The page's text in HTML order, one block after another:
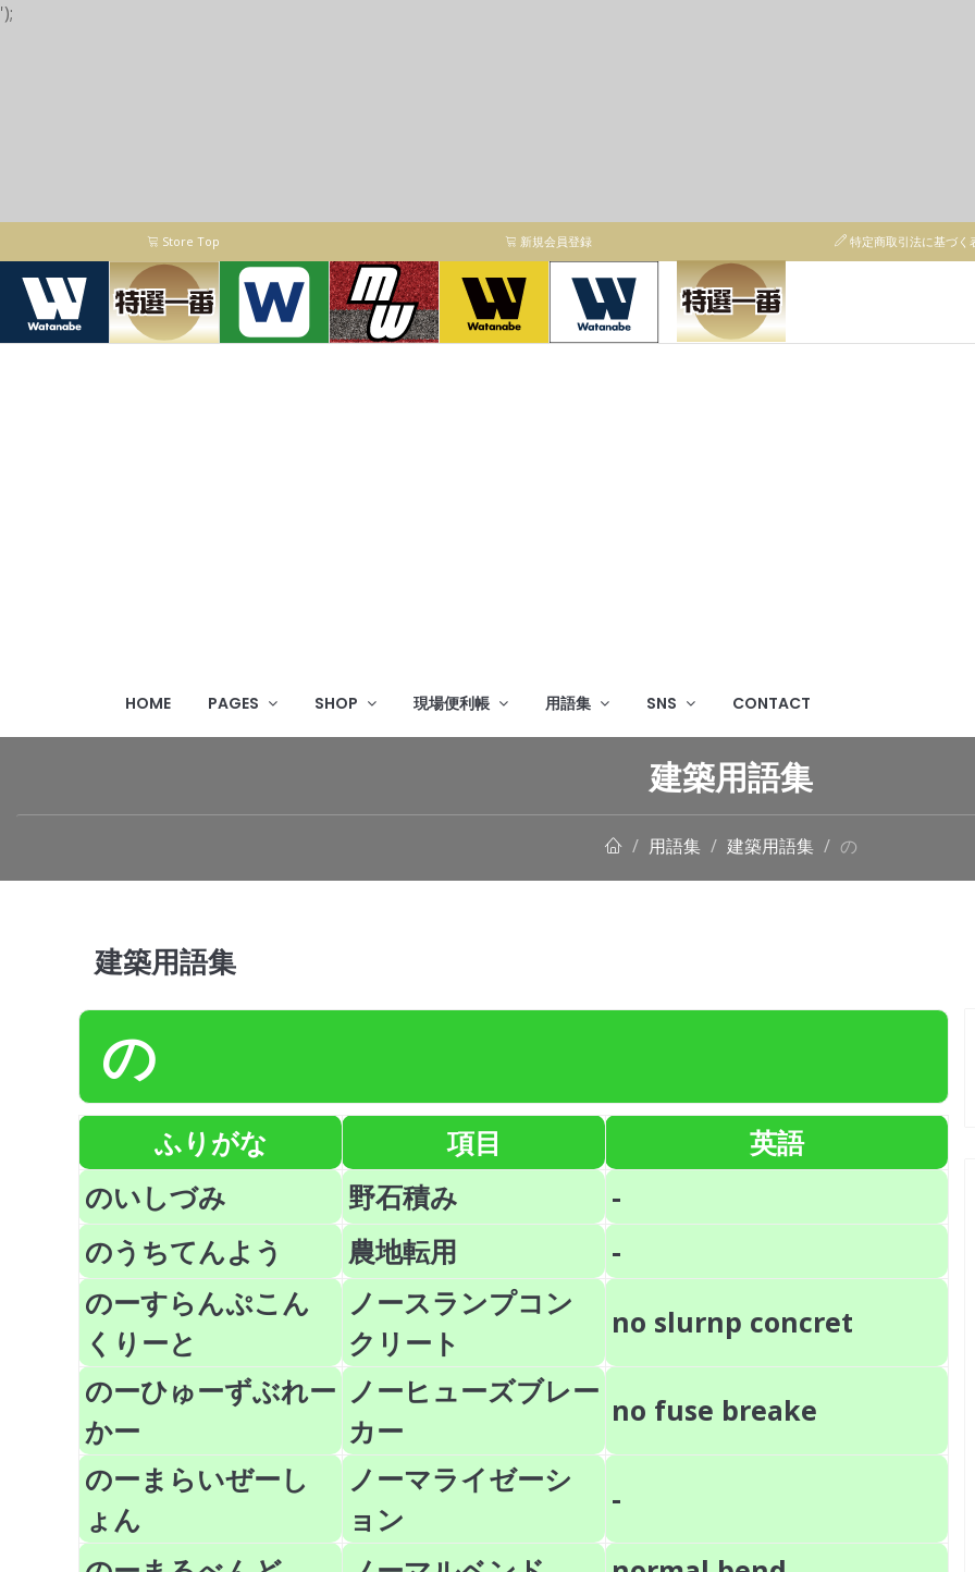
');
Store Top 新規会員登録 特定商取引法に基づく
HOME PAGES SHOP 現場便利帳 用語集 SNS CONTACT
建築用語集
用語集 建築用語集 の
建築用語集
の
ふりがな 項目
英語
のいしづみ
野石積み
-
のうちてんよう
農地転用
-
のーすらんぷこん
くりーと
ノースランプコン
クリート
no slurnp concret
のーひゅーずぶれー
かー
ノーヒューズブレー
カー
no fuse breake
のーまらいぜーし
ょん
ノーマライゼーシ
ョン
-